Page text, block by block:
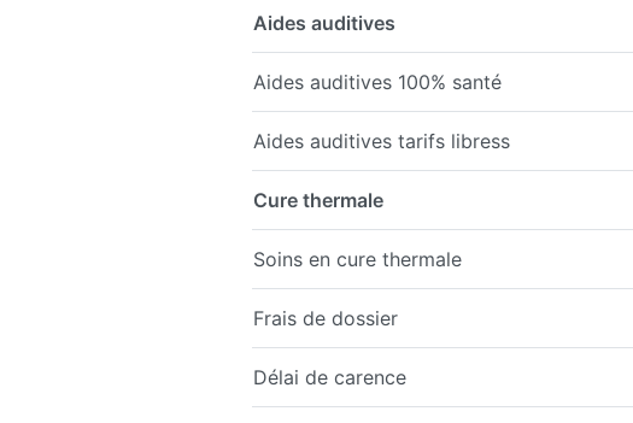
Aides auditives
Aides auditives 100% santé
Aides auditives tarifs libress
Cure thermale
Soins en cure thermale
Frais de dossier
Délai de carence